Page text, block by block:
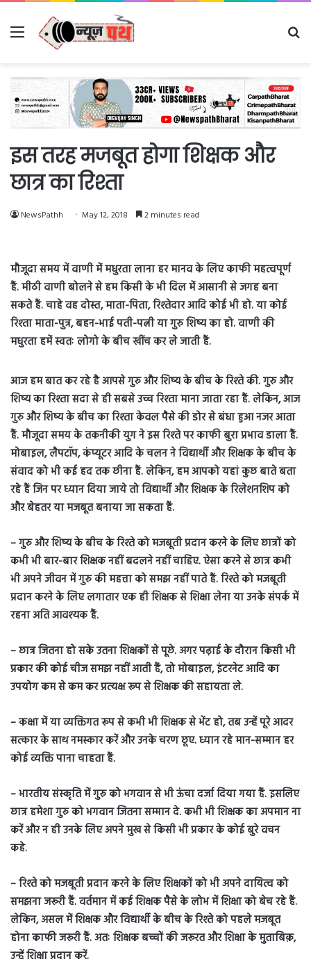
Menu
इस तरह मजबूत होगा शिक्षक और
छात्र का रिश्ता
NewsPathh May 12, 2018 2 minutes read
मौजूदा समय में वाणी में मधुरता लाना हर मानव के लिए काफी महत्वपूर्ण
हैं. मीठी वाणी बोलने से हम किसी के भी दिल में आसानी से जगह बना
सकते हैं. चाहे वह दोस्त, माता-पिता, रिश्तेदार आदि कोई भी हो. या कोई
रिश्ता माता-पुत्र, बहन-भाई पती-पत्नी या गुरु शिष्य का हो. वाणी की
मधुरता हमें स्वतः लोगो के बीच खींच कर ले जाती हैं.
आज हम बात कर रहे है आपसे गुरु और शिष्य के बीच के रिश्ते की. गुरु और
शिष्य का रिश्ता सदा से ही सबसे उच्च रिश्ता माना जाता रहा हैं. लेकिन, आज
गुरु और शिष्य के बीच का रिश्ता केवल पैसे की डोर से बंधा हुआ नजर आता
हैं. मौजूदा समय के तकनीकी युग ने इस रिश्ते पर काफी बुरा प्रभाव डाला हैं.
मोबाइल, लैपटॉप, कंप्यूटर आदि के चलन ने विद्यार्थी और शिक्षक के बीच के
संवाद को भी कई हद तक छीना हैं. लेकिन, हम आपको यहां कुछ बाते बता
रहे हैं जिन पर ध्यान दिया जाये तो विद्यार्थी और शिक्षक के रिलेशनशिप को
और बेहतर या मजबूत बनाया जा सकता हैं.
– गुरु और शिष्य के बीच के रिश्ते को मजबूती प्रदान करने के लिए छात्रों को
कभी भी बार-बार शिक्षक नहीं बदलने नहीं चाहिए. ऐसा करने से छात्र कभी
भी अपने जीवन में गुरु की महत्ता को समझ नहीं पाते हैं. रिश्ते को मजबूती
प्रदान करने के लिए लगातार एक ही शिक्षक से शिक्षा लेना या उनके संपर्क में
रहना अति आवश्यक हैं.
– छात्र जितना हो सके उतना शिक्षकों से पूछे. अगर पढ़ाई के दौरान किसी भी
प्रकार की कोई चीज समझ नहीं आती हैं, तो मोबाइल, इंटरनेट आदि का
उपयोग कम से कम कर प्रत्यक्ष रूप से शिक्षक की सहायता ले.
– कक्षा में या व्यक्तिगत रूप से कभी भी शिक्षक से भेंट हो, तब उन्हें पूरे आदर
सत्कार के साथ नमस्कार करें और उनके चरण छूए. ध्यान रहे मान-सम्मान हर
कोई व्यक्ति पाना चाहता हैं.
– भारतीय संस्कृति में गुरु को भगवान से भी ऊंचा दर्जा दिया गया हैं. इसलिए
छात्र हमेशा गुरु को भगवान जितना सम्मान दे. कभी भी शिक्षक का अपमान ना
करें और न ही उनके लिए अपने मुख से किसी भी प्रकार के कोई बुरे वचन
कहे.
– रिश्ते को मजबूती प्रदान करने के लिए शिक्षकों को भी अपने दायित्व को
समझना जरूरी हैं. वर्तमान में कई शिक्षक पैसे के लोभ में शिक्षा को बेच रहे हैं.
लेकिन, असल में शिक्षक और विद्यार्थी के बीच के रिश्ते को पहले मजबूत
होना काफी जरूरी हैं. अतः शिक्षक बच्चों की जरूरत और शिक्षा के मुताबिक़,
उन्हें शिक्षा प्रदान करें.